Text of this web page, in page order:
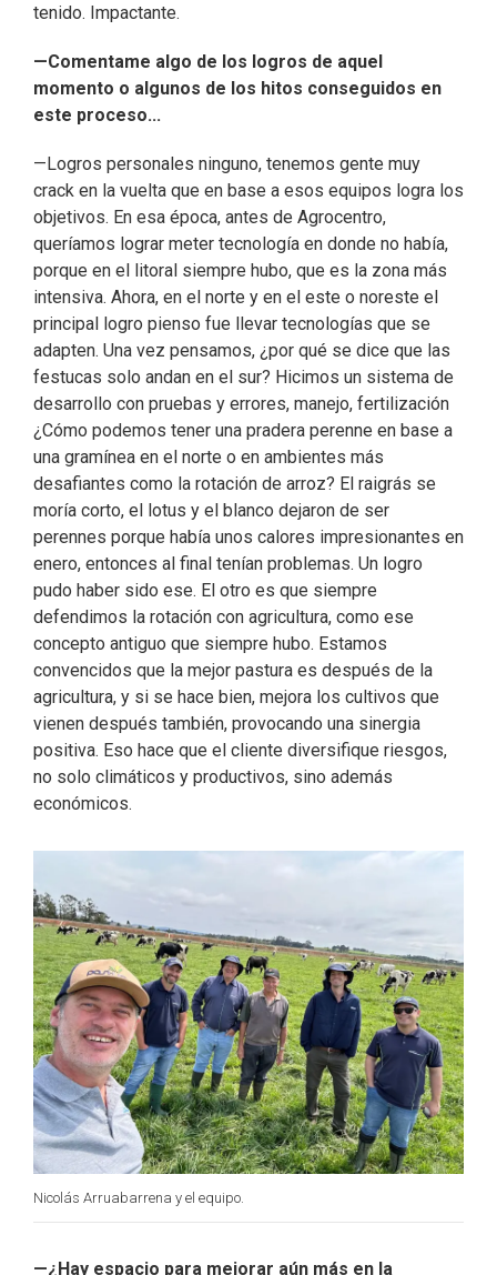
tenido. Impactante.
—Comentame algo de los logros de aquel
momento o algunos de los hitos conseguidos en
este proceso...
—Logros personales ninguno, tenemos gente muy
crack en la vuelta que en base a esos equipos logra los
objetivos. En esa época, antes de Agrocentro,
queríamos lograr meter tecnología en donde no había,
porque en el litoral siempre hubo, que es la zona más
intensiva. Ahora, en el norte y en el este o noreste el
principal logro pienso fue llevar tecnologías que se
adapten. Una vez pensamos, ¿por qué se dice que las
festucas solo andan en el sur? Hicimos un sistema de
desarrollo con pruebas y errores, manejo, fertilización
¿Cómo podemos tener una pradera perenne en base a
una gramínea en el norte o en ambientes más
desafiantes como la rotación de arroz? El raigrás se
moría corto, el lotus y el blanco dejaron de ser
perennes porque había unos calores impresionantes en
enero, entonces al final tenían problemas. Un logro
pudo haber sido ese. El otro es que siempre
defendimos la rotación con agricultura, como ese
concepto antiguo que siempre hubo. Estamos
convencidos que la mejor pastura es después de la
agricultura, y si se hace bien, mejora los cultivos que
vienen después también, provocando una sinergia
positiva. Eso hace que el cliente diversifique riesgos,
no solo climáticos y productivos, sino además
económicos.
Nicolás Arruabarrena y el equipo.
—¿Hay espacio para mejorar aún más en la